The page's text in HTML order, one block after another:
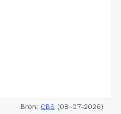
Bron: CBS (08-07-2026)